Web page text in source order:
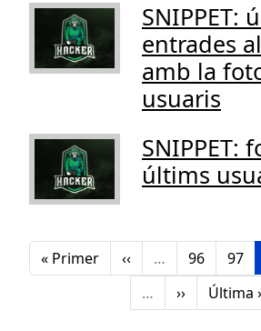
SNIPPET:
entrades
amb la
usuaris
SNIPPET:
últims
Pagination
Primera pàgina
« Primer Pàgina anterior
‹‹ … Pàgina
96 97
…
Pàgina
›› Última
Última